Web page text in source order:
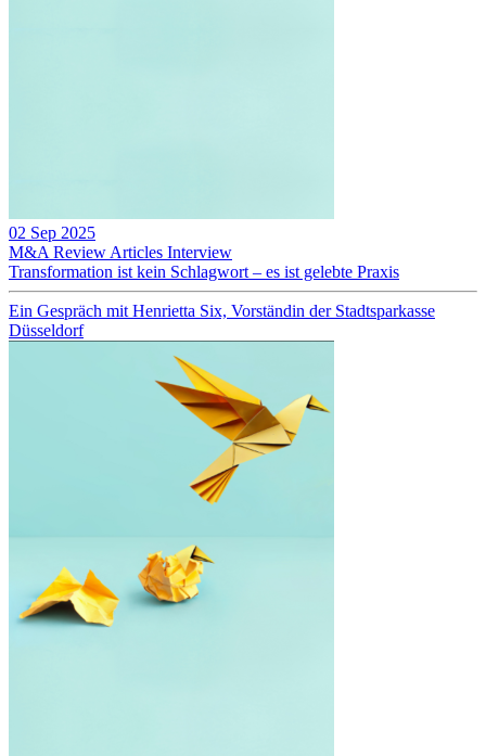
02 Sep 2025
M&A Review Articles Interview
Transformation ist kein Schlagwort – es ist gelebte Praxis
Ein Gespräch mit Henrietta Six, Vorständin der Stadtsparkasse
Düsseldorf